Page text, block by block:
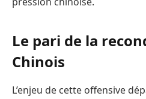
Le pari de la
Chinois
L’enjeu de cette offensive